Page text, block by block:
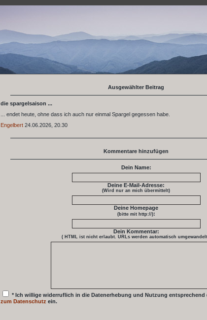
Ausgewählter Beitrag
die spargelsaison ...
... endet heute, ohne dass ich auch nur einmal Spargel gegessen habe.
Engelbert 24.06.2026, 20.30
Kommentare hinzufügen
Dein Name:
Deine E-Mail-Adresse:
(Wird nur an mich übermittelt)
Deine Homepage
(bitte mit http://):
Dein Kommentar:
( HTML ist nicht erlaubt. URLs werden automatisch
* Ich willige widerruflich in die Datenerhebung und Nutzung entsprechend
zum Datenschutz ein.